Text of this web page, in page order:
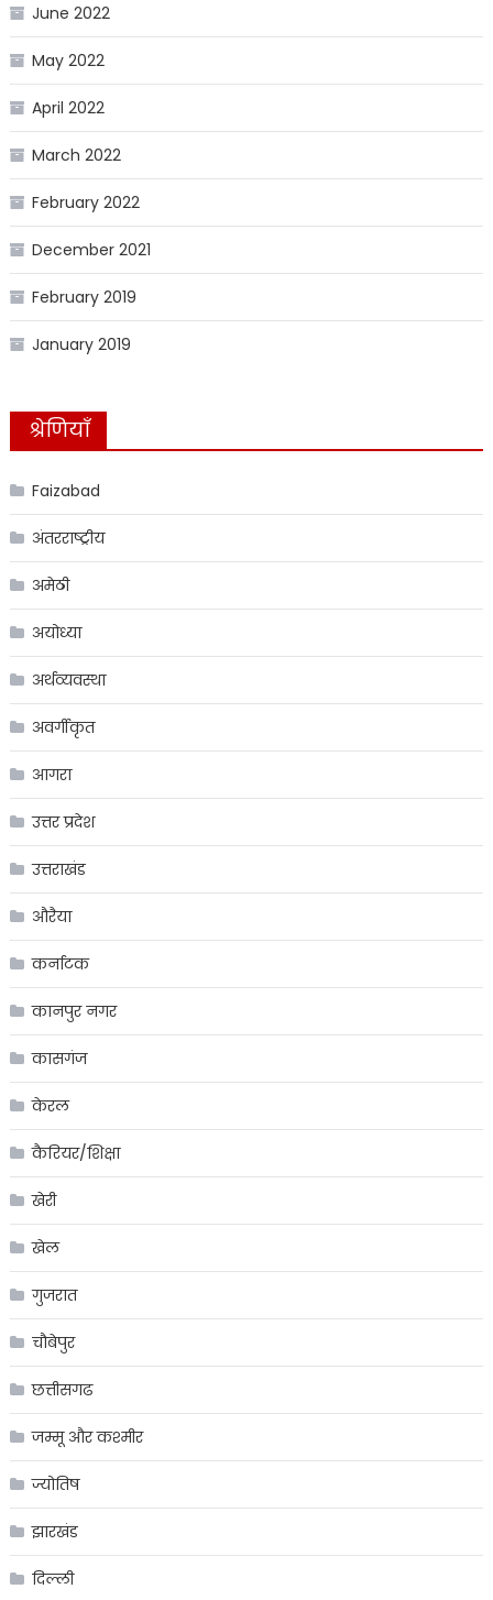
June 2022
May 2022
April 2022
March 2022
February 2022
December 2021
February 2019
January 2019
श्रेणियाँ
Faizabad
अंतरराष्ट्रीय
अमेठी
अयोध्या
अर्थव्यवस्था
अवर्गीकृत
आगरा
उत्तर प्रदेश
उत्तराखंड
औरैया
कर्नाटक
कानपुर नगर
कासगंज
केरल
कैरियर/शिक्षा
खेरी
खेल
गुजरात
चौबेपुर
छत्तीसगढ
जम्मू और कश्मीर
ज्योतिष
झारखंड
दिल्ली